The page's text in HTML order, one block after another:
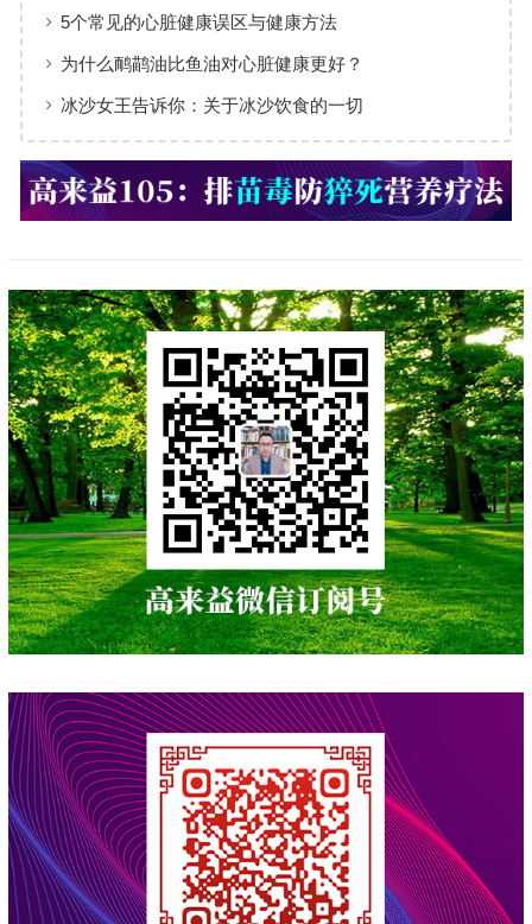
5个常见的心脏健康误区与健康方法
为什么鸸鹋油比鱼油对心脏健康更好？
冰沙女王告诉你：关于冰沙饮食的一切